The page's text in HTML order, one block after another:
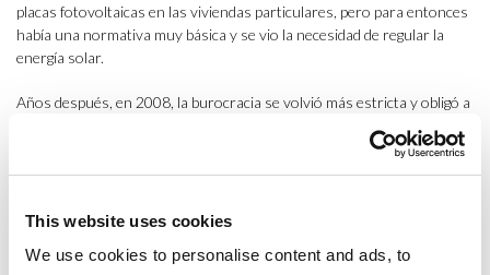
This website uses cookies
We use cookies to personalise content and ads, to
placas fotovoltaicas en las viviendas particulares, pero para entonces
había una normativa muy básica y se vio la necesidad de regular la
energía solar.
Años después, en 2008, la burocracia se volvió más estricta y obligó a
administraciones y de la compañía eléctrica que operaba en cada zona.
No fue hasta el Real Decreto 900/2015 que se regularon las
instalaciones de autoconsumo, estableciéndose el “impuesto al sol”.
“La inversión en placas